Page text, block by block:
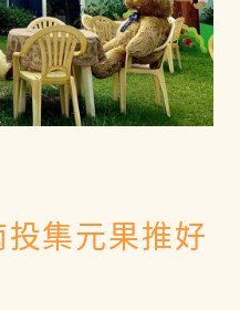
集元果推好